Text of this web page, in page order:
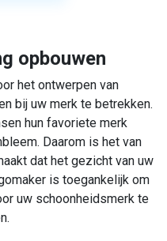
opbouwen
het ontwerpen van
bij uw merk te betrekken.
hun favoriete merk
Daarom is het van
dat het gezicht van uw
is toegankelijk om
uw schoonheidsmerk te